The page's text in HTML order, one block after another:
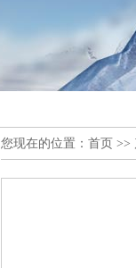
您现在的位置： 首页 >>